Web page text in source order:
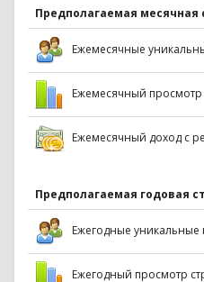
Предполагаемая месячная
Ежемесячные
Ежемесячный просмотр
Ежемесячный доход с
Предполагаемая годовая
Ежегодные уникальные
Ежегодный просмотр